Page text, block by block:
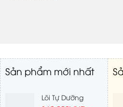
Sản phẩm mới nhất
Lõi Tự Dưỡng